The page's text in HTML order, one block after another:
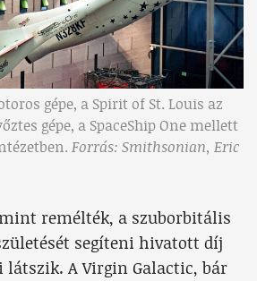
gépe, a Spirit of St. Louis az
gépe, a SpaceShip One mellett
Forrás: Smithsonian, Eric
remélték, a szuborbitális
segíteni hivatott díj
látszik. A Virgin Galactic, bár